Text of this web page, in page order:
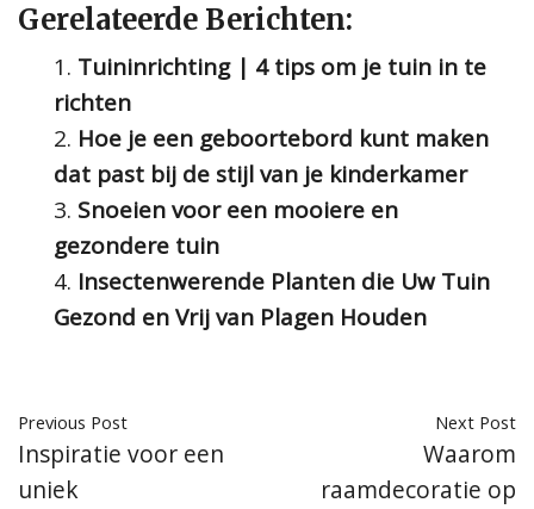
Gerelateerde Berichten:
Tuininrichting | 4 tips om je tuin in te
richten
Hoe je een geboortebord kunt maken
dat past bij de stijl van je kinderkamer
Snoeien voor een mooiere en
gezondere tuin
Insectenwerende Planten die Uw Tuin
Gezond en Vrij van Plagen Houden
Previous Post
Inspiratie voor een
uniek
Next Post
Waarom
raamdecoratie op